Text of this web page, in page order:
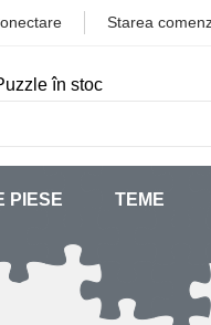
Starea
în stoc
PIESE TEME